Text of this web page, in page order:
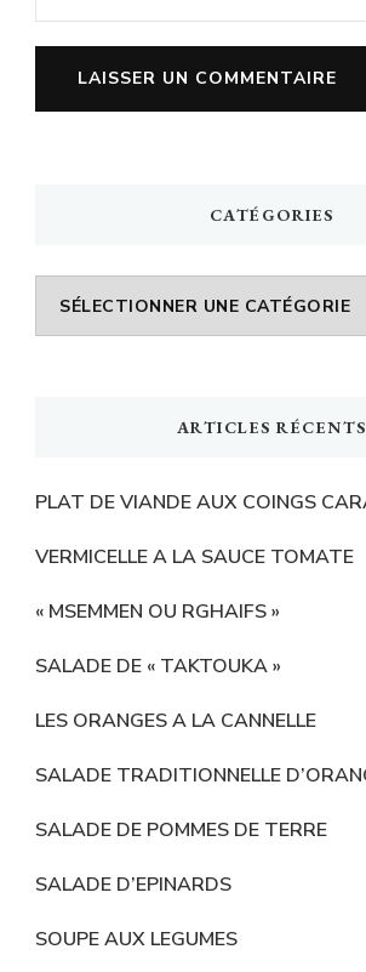
CATÉGORIES
Catégories
ARTICLES RÉCENTS
PLAT DE VIANDE AUX COINGS
VERMICELLE A LA SAUCE TOMATE
« MSEMMEN OU RGHAIFS »
SALADE DE « TAKTOUKA »
LES ORANGES A LA CANNELLE
SALADE TRADITIONNELLE
SALADE DE POMMES DE TERRE
SALADE D’EPINARDS
SOUPE AUX LEGUMES